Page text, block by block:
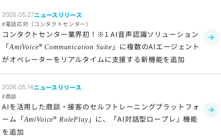
2026.05.27ニュースリリース
電話応対（コンタクトセンター）
コンタクトセンター業界初！※1 AI音声認識ソリューション
「AmiVoice®Communication Suite 」に複数のAIエージェント
がオペレーターをリアルタイムに支援する新機能を追加
2026.05.14ニュースリリース
商談
AIを活用した商談・接客のセルフトレーニングプラットフォ
ーム「AmiVoice® RolePlay」に、「AI対話型ロープレ」機能
を追加